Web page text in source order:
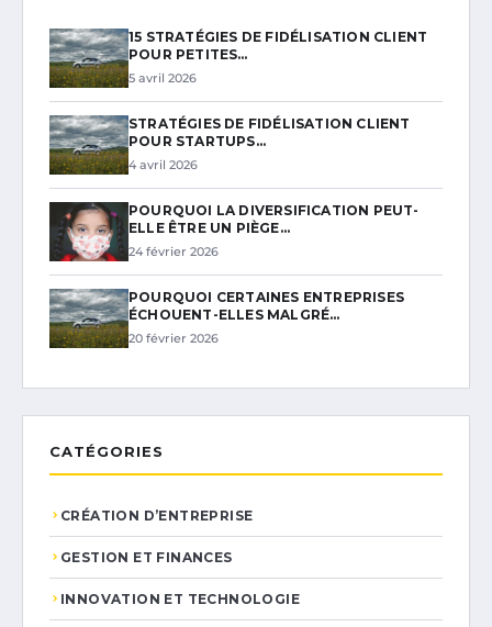
15 STRATÉGIES DE FIDÉLISATION CLIENT
POUR PETITES…
5 avril 2026
STRATÉGIES DE FIDÉLISATION CLIENT
POUR STARTUPS…
4 avril 2026
POURQUOI LA DIVERSIFICATION PEUT-
ELLE ÊTRE UN PIÈGE…
24 février 2026
POURQUOI CERTAINES ENTREPRISES
ÉCHOUENT-ELLES MALGRÉ…
20 février 2026
CATÉGORIES
CRÉATION D’ENTREPRISE
GESTION ET FINANCES
INNOVATION ET TECHNOLOGIE